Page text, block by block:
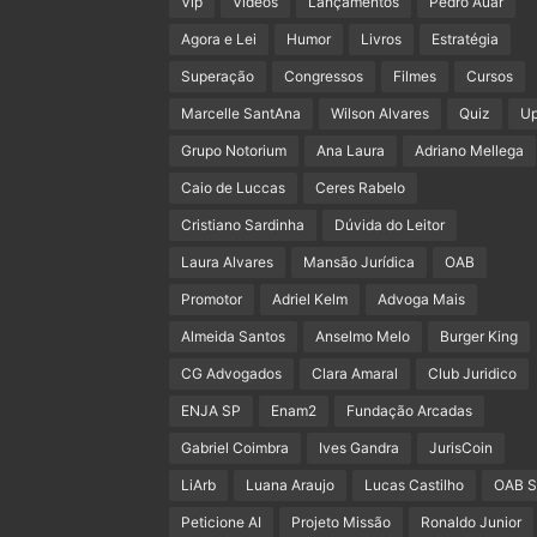
Agora e Lei Humor Livros Estratégia
Superação Congressos Filmes Cursos
Marcelle SantAna Wilson Alvares Quiz
Grupo Notorium Ana Laura Adriano Mellega
Caio de Luccas Ceres Rabelo
Cristiano Sardinha Dúvida do Leitor
Laura Alvares Mansão Jurídica OAB
Promotor Adriel Kelm Advoga Mais
Almeida Santos Anselmo Melo Burger King
CG Advogados Clara Amaral Club Juridico
ENJA SP Enam2 Fundação Arcadas
Gabriel Coimbra Ives Gandra JurisCoin
LiArb Luana Araujo Lucas Castilho OAB
Peticione AI Projeto Missão Ronaldo Junior